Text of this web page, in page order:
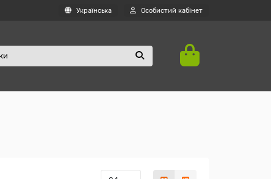
Українська Особистий кабінет